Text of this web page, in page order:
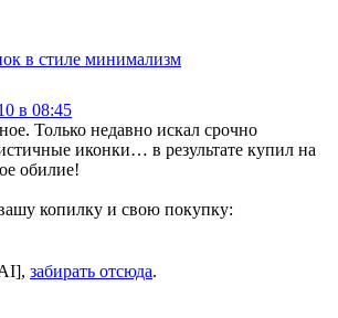
в стиле минимализм
в 08:45
Только недавно искал срочно
иконки… в результате купил на
обилие!
копилку и свою покупку:
забирать отсюда.